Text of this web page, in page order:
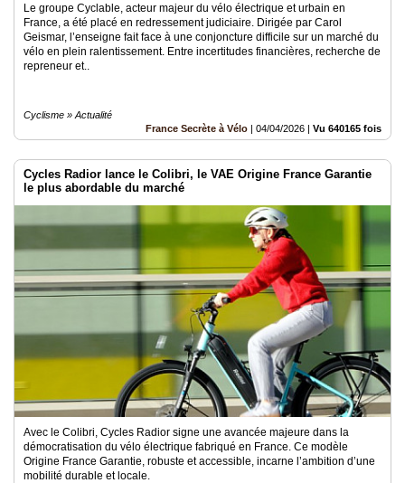
Le groupe Cyclable, acteur majeur du vélo électrique et urbain en
France, a été placé en redressement judiciaire. Dirigée par Carol
Geismar, l’enseigne fait face à une conjoncture difficile sur un marché du
vélo en plein ralentissement. Entre incertitudes financières, recherche de
repreneur et..
Cyclisme » Actualité
France Secrète à Vélo | 04/04/2026 | Vu 640165 fois
Cycles Radior lance le Colibri, le VAE Origine France Garantie
le plus abordable du marché
Avec le Colibri, Cycles Radior signe une avancée majeure dans la
démocratisation du vélo électrique fabriqué en France. Ce modèle
Origine France Garantie, robuste et accessible, incarne l’ambition d’une
mobilité durable et locale.